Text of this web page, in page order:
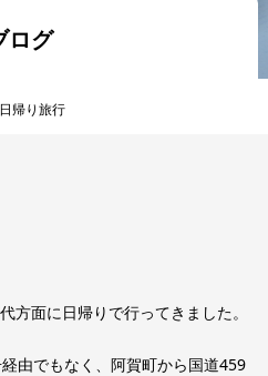
ログ
帰り旅行
方面に日帰りで行ってきました。
由でもなく、阿賀町から国道459